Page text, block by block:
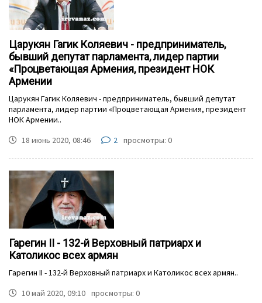
Царукян Гагик Коляевич - предприниматель,
бывший депутат парламента, лидер партии
«Процветающая Армения, президент НОК
Армении
Царукян Гагик Коляевич - предприниматель, бывший депутат
парламента, лидер партии «Процветающая Армения, президент
НОК Армении..
18 июнь 2020, 08:46
2 просмотры: 0
Гарегин II - 132-й Верховный патриарх и
Католикос всех армян
Гарегин II - 132-й Верховный патриарх и Католикос всех армян..
10 май 2020, 09:10 просмотры: 0